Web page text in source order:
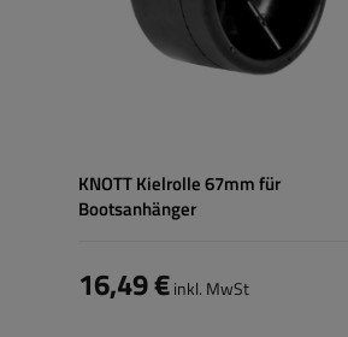
KNOTT Kielrolle 67mm für
Bootsanhänger
16,49 €inkl. MwSt